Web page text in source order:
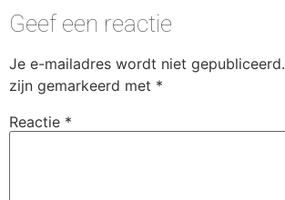
Geef een reactie
Je e-mailadres wordt niet gepubliceerd.
zijn gemarkeerd met *
Reactie *